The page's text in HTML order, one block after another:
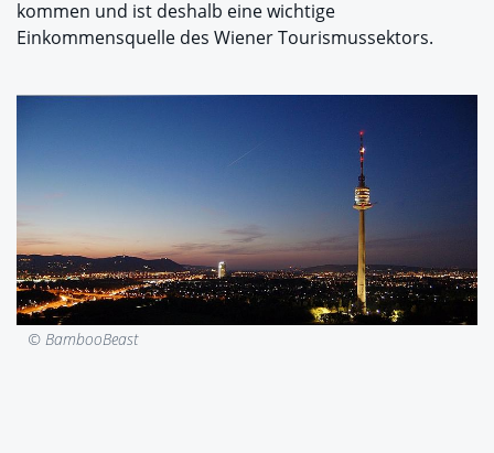
kommen und ist deshalb eine wichtige
Einkommensquelle des Wiener Tourismussektors.
© BambooBeast